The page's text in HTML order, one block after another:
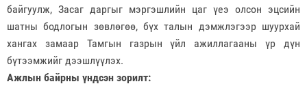
байгуулж, Засаг даргыг мэргэшлийн цаг үеэ олсон эцсийн
шатны бодлогын зөвлөгөө, бүх талын дэмжлэгээр шуурхай
хангах замаар Тамгын газрын үйл ажиллагааны үр дүн
бүтээмжийг дээшлүүлэх.
Ажлын байрны үндсэн зорилт: